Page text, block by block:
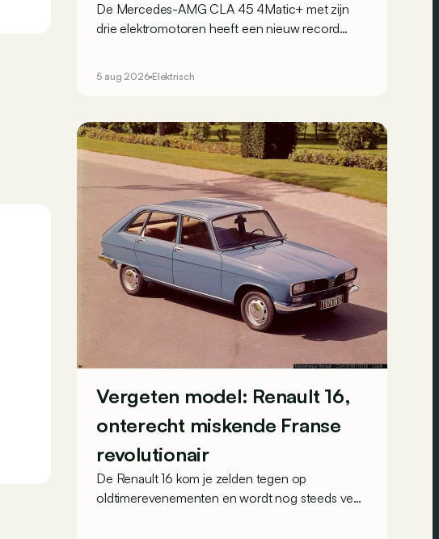
De Mercedes-AMG CLA 45 4Matic+ met zijn
drie elektromotoren heeft een nieuw record
5 aug 2026 Elektrisch
Vergeten model: Renault 16,
onterecht miskende Franse
revolutionair
De Renault 16 kom je zelden tegen op
oldtimerevenementen en wordt nog steeds veel